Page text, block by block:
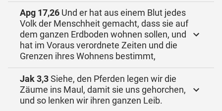
Apg 17,26 Und er hat aus einem Blut jedes
Volk der Menschheit gemacht, dass sie auf
dem ganzen Erdboden wohnen sollen, und
hat im Voraus verordnete Zeiten und die
Grenzen ihres Wohnens bestimmt,
Jak 3,3Siehe, den Pferden legen wir die
Zäume ins Maul, damit sie uns gehorchen,
und so lenken wir ihren ganzen Leib.